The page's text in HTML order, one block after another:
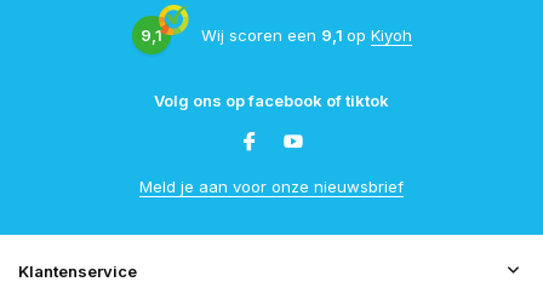
9,1 Wij scoren een 9,1 op Kiyoh
Volg ons op facebook of tiktok
Meld je aan voor onze nieuwsbrief
Klantenservice